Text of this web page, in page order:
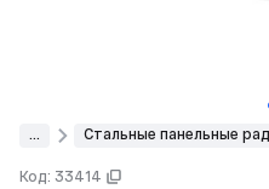
Стальные панельные
Код: 33414